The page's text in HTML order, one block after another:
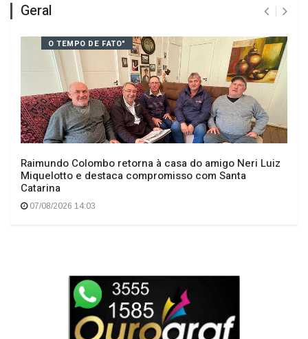
Geral
O TEMPO DE FATO"
Raimundo Colombo retorna à casa do amigo Neri Luiz
Miquelotto e destaca compromisso com Santa
Catarina
07/08/2026 14:03